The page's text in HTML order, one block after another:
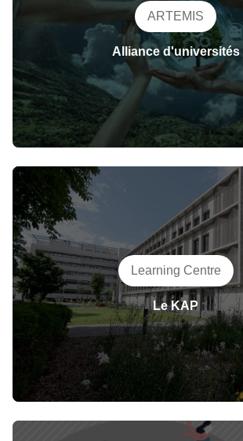
ARTEMIS
Alliance d'universités
Learning Centre
Le KAP